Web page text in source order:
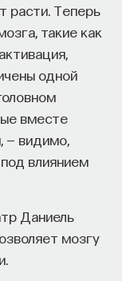
расти. Теперь
такие как
одной
вместе
— видимо,
влиянием
Даниель
мозгу
сна
можно
нарушениях
МГМУ
Эндрюсом
Гарднеру
дракончик
рекс)
глаз.
вокруг
—
глаз,
дает